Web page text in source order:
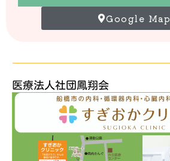
Google Map
医療法人社団鳳翔会